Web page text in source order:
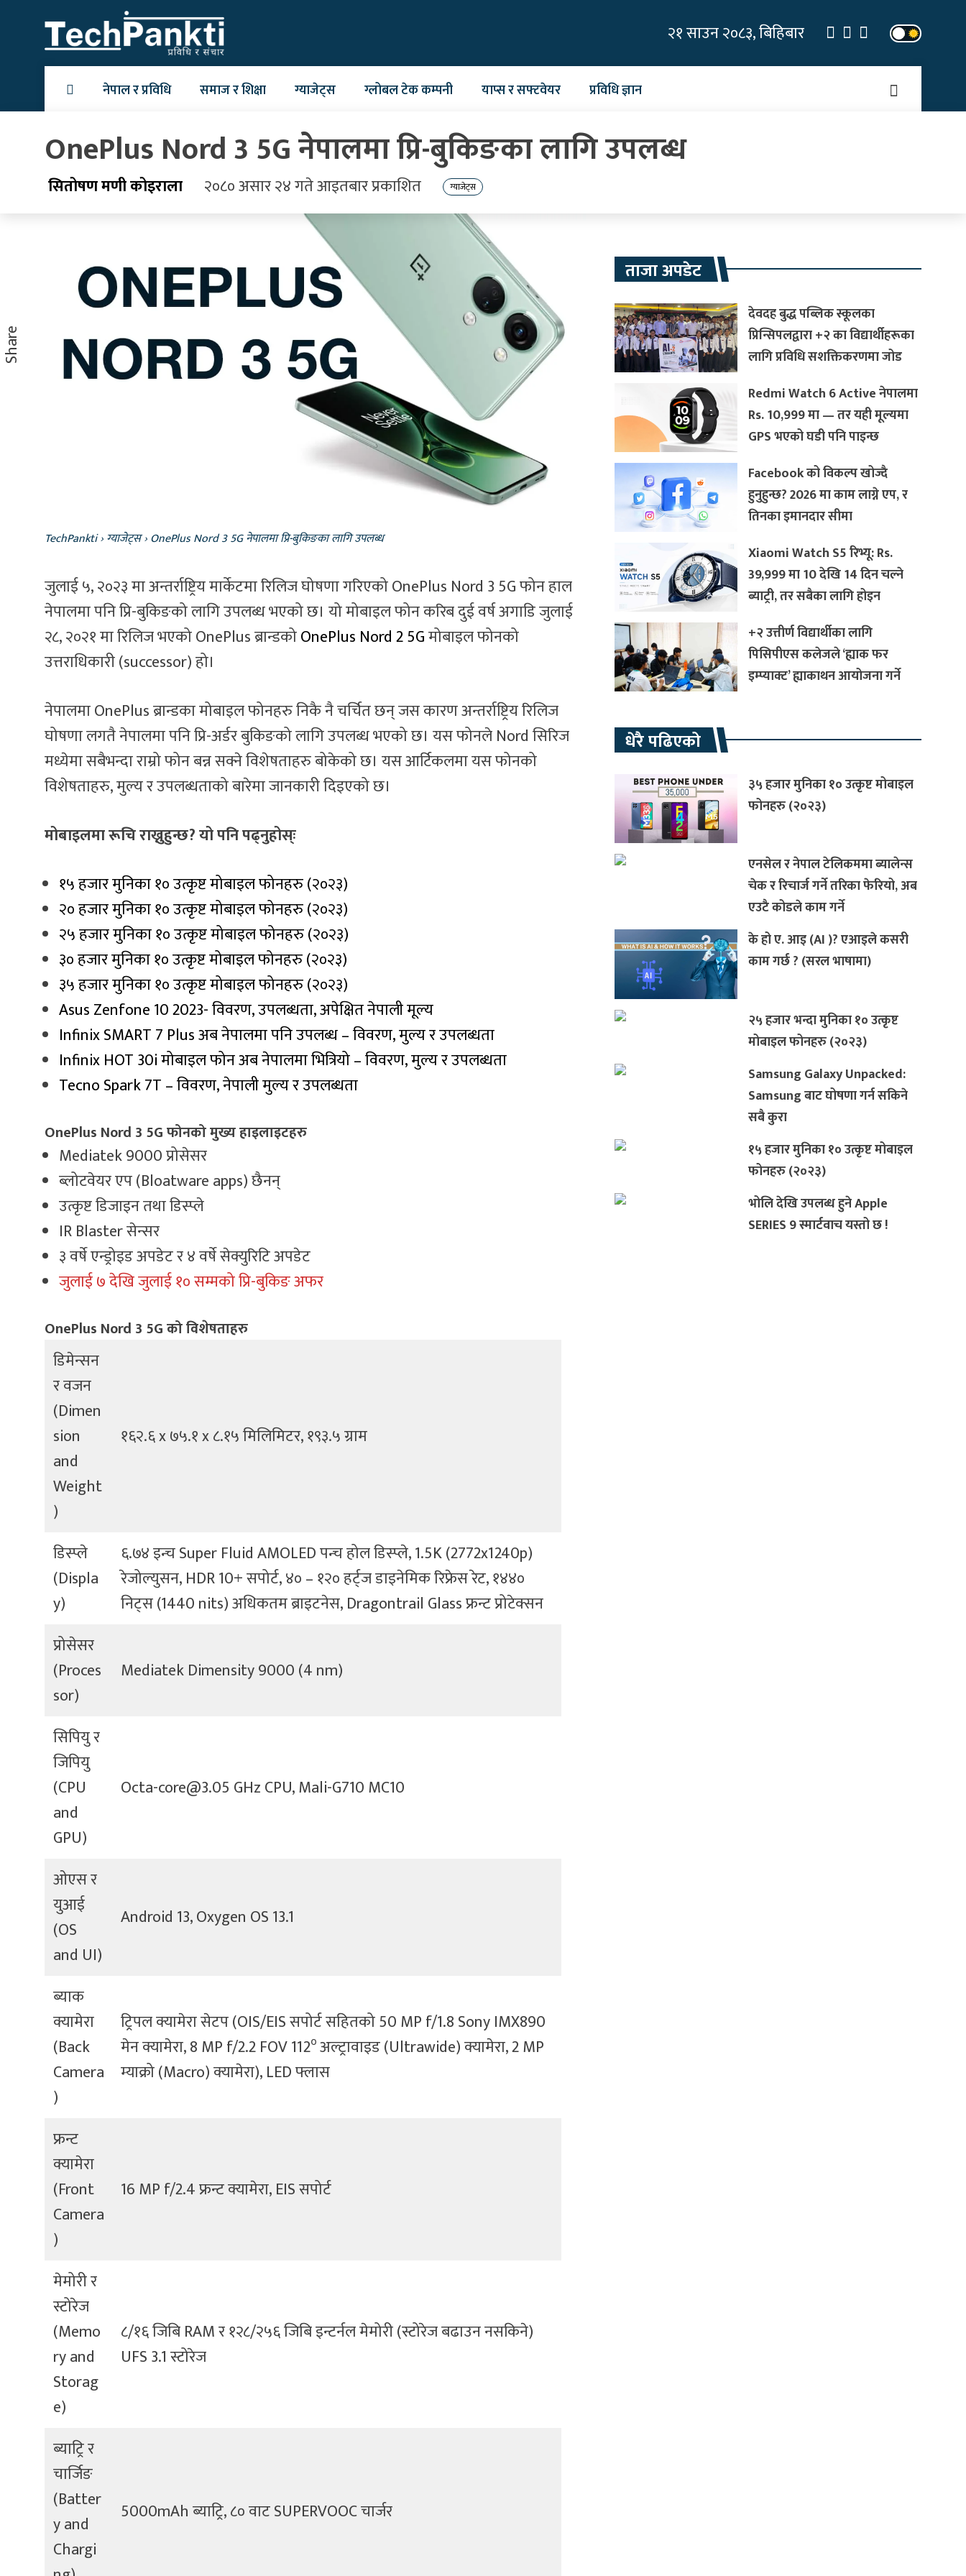
content
२१ साउन २०८३, बिहिबार
नेपाल र प्रविधि समाज र शिक्षा ग्याजेट्स ग्लोबल टेक कम्पनी याप्स र सफ्टवेयर प्रविधि ज्ञान
OnePlus Nord 3 5G नेपालमा प्रि-बुकिङका लागि उपलब्ध
सितोषण मणी कोइराला २०८० असार २४ गते आइतबार प्रकाशित ग्याजेट्स
TechPankti›ग्याजेट्स›OnePlus Nord 3 5G नेपालमा प्रि-बुकिङका लागि उपलब्ध
जुलाई ५, २०२३ मा अन्तर्राष्ट्रिय मार्केटमा रिलिज घोषणा गरिएको OnePlus Nord 3 5G फोन हाल
नेपालमा पनि प्रि-बुकिङको लागि उपलब्ध भएको छ। यो मोबाइल फोन करिब दुई वर्ष अगाडि जुलाई
२८, २०२१ मा रिलिज भएको OnePlus ब्रान्डकोOnePlus Nord 2 5Gमोबाइल फोनको
उत्तराधिकारी (successor) हो।
नेपालमा OnePlus ब्रान्डका मोबाइल फोनहरु निकै नै चर्चित छन् जस कारण अन्तर्राष्ट्रिय रिलिज
घोषणा लगतै नेपालमा पनि प्रि-अर्डर बुकिङको लागि उपलब्ध भएको छ। यस फोनले Nord सिरिज
मध्येमा सबैभन्दा राम्रो फोन बन्न सक्ने विशेषताहरु बोकेको छ। यस आर्टिकलमा यस फोनको
विशेषताहरु, मुल्य र उपलब्धताको बारेमा जानकारी दिइएको छ।
मोबाइलमा रूचि राख्नुहुन्छ? यो पनि पढ्नुहोस्ः
१५ हजार मुनिका १० उत्कृष्ट मोबाइल फोनहरु (२०२३)
२० हजार मुनिका १० उत्कृष्ट मोबाइल फोनहरु (२०२३)
२५ हजार मुनिका १० उत्कृष्ट मोबाइल फोनहरु (२०२३)
३० हजार मुनिका १० उत्कृष्ट मोबाइल फोनहरु (२०२३)
३५ हजार मुनिका १० उत्कृष्ट मोबाइल फोनहरु (२०२३)
Asus Zenfone 10 2023- विवरण, उपलब्धता, अपेक्षित नेपाली मूल्य
Infinix SMART 7 Plus अब नेपालमा पनि उपलब्ध – विवरण, मुल्य र उपलब्धता
Infinix HOT 30i मोबाइल फोन अब नेपालमा भित्रियो – विवरण, मुल्य र उपलब्धता
Tecno Spark 7T – विवरण, नेपाली मुल्य र उपलब्धता
OnePlus Nord 3 5G फोनको मुख्य हाइलाइटहरु
Mediatek 9000 प्रोसेसर
ब्लोटवेयर एप (Bloatware apps) छैनन्
उत्कृष्ट डिजाइन तथा डिस्प्ले
IR Blaster सेन्सर
३ वर्षे एन्ड्रोइड अपडेट र ४ वर्षे सेक्युरिटि अपडेट
जुलाई ७ देखि जुलाई १० सम्मको प्रि-बुकिङ अफर
OnePlus Nord 3 5G को विशेषताहरु
डिमेन्सन
र वजन
(Dimen
sion
and
Weight
)
१६२.६ x ७५.१ x ८.१५ मिलिमिटर, १९३.५ ग्राम
डिस्प्ले
(Displa
y)
६.७४ इन्च Super Fluid AMOLED पन्च होल डिस्प्ले, 1.5K (2772x1240p)
रेजोल्युसन, HDR 10+ सपोर्ट, ४० – १२० हर्ट्ज डाइनेमिक रिफ्रेस रेट, १४४०
निट्स (1440 nits) अधिकतम ब्राइटनेस, Dragontrail Glass फ्रन्ट प्रोटेक्सन
प्रोसेसर
(Proces
sor)
Mediatek Dimensity 9000 (4 nm)
सिपियु र
जिपियु
(CPU
and
GPU)
Octa-core@3.05 GHz CPU, Mali-G710 MC10
ओएस र
युआई
(OS
and UI)
Android 13, Oxygen OS 13.1
ब्याक
क्यामेरा
(Back
Camera
)
ट्रिपल क्यामेरा सेटप (OIS/EIS सपोर्ट सहितको 50 MP f/1.8 Sony IMX890
मेन क्यामेरा, 8 MP f/2.2 FOV 112०अल्ट्रावाइड (Ultrawide) क्यामेरा, 2 MP
म्याक्रो (Macro) क्यामेरा), LED फ्लास
फ्रन्ट
क्यामेरा
(Front
Camera
)
16 MP f/2.4 फ्रन्ट क्यामेरा, EIS सपोर्ट
मेमोरी र
स्टोरेज
(Memo
ry and
Storag
e)
८/१६ जिबि RAM र १२८/२५६ जिबि इन्टर्नल मेमोरी (स्टोरेज बढाउन नसकिने)
UFS 3.1 स्टोरेज
ब्याट्रि र
चार्जिङ
(Batter
y and
Chargi
5000mAh ब्याट्रि, ८० वाट SUPERVOOC चार्जर
ताजा अपडेट
देवदह बुद्ध पब्लिक स्कूलका
प्रिन्सिपलद्वारा +२ का विद्यार्थीहरूका
लागि प्रविधि सशक्तिकरणमा जोड
Redmi Watch 6 Active नेपालमा
Rs. 10,999 मा — तर यही मूल्यमा
GPS भएको घडी पनि पाइन्छ
Facebook को विकल्प खोज्दै
हुनुहुन्छ? 2026 मा काम लाग्ने एप, र
तिनका इमानदार सीमा
Xiaomi Watch S5 रिभ्यू: Rs.
39,999 मा 10 देखि 14 दिन चल्ने
ब्याट्री, तर सबैका लागि होइन
+२ उत्तीर्ण विद्यार्थीका लागि
पिसिपीएस कलेजले ‘ह्याक फर
इम्प्याक्ट’ ह्याकाथन आयोजना गर्ने
धेरै पढिएको
३५ हजार मुनिका १० उत्कृष्ट मोबाइल
फोनहरु (२०२३)
एनसेल र नेपाल टेलिकममा ब्यालेन्स
चेक र रिचार्ज गर्ने तरिका फेरियो, अब
एउटै कोडले काम गर्ने
के हो ए. आइ (AI )? एआइले कसरी
काम गर्छ ? (सरल भाषामा)
२५ हजार भन्दा मुनिका १० उत्कृष्ट
मोबाइल फोनहरु (२०२३)
Samsung Galaxy Unpacked:
Samsung बाट घोषणा गर्न सकिने
सबै कुरा
१५ हजार मुनिका १० उत्कृष्ट मोबाइल
फोनहरु (२०२३)
भोलि देखि उपलब्ध हुने Apple
SERIES 9 स्मार्टवाच यस्तो छ !